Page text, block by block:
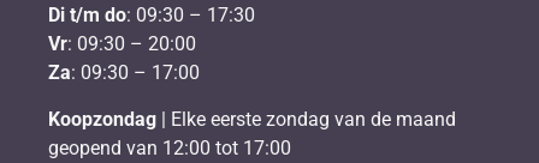
Di t/m do: 09:30 – 17:30
Vr: 09:30 – 20:00
Za: 09:30 – 17:00
Koopzondag | Elke eerste zondag van de maand
geopend van 12:00 tot 17:00